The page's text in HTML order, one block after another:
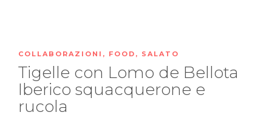
COLLABORAZIONI , FOOD , SALATO
Tigelle con Lomo de Bellota
Iberico squacquerone e
rucola